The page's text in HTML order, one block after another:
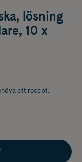
lösning
10 x
ett recept.